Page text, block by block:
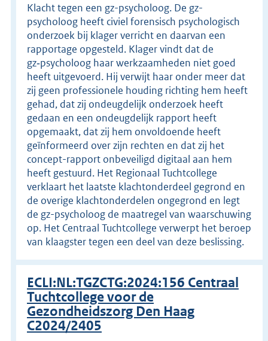
Klacht tegen een gz-psycholoog. De gz-
psycholoog heeft civiel forensisch psychologisch
onderzoek bij klager verricht en daarvan een
rapportage opgesteld. Klager vindt dat de
gz‑psycholoog haar werkzaamheden niet goed
heeft uitgevoerd. Hij verwijt haar onder meer dat
zij geen professionele houding richting hem heeft
gehad, dat zij ondeugdelijk onderzoek heeft
gedaan en een ondeugdelijk rapport heeft
opgemaakt, dat zij hem onvoldoende heeft
geïnformeerd over zijn rechten en dat zij het
concept-rapport onbeveiligd digitaal aan hem
heeft gestuurd. Het Regionaal Tuchtcollege
verklaart het laatste klachtonderdeel gegrond en
de overige klachtonderdelen ongegrond en legt
de gz-psycholoog de maatregel van waarschuwing
op. Het Centraal Tuchtcollege verwerpt het beroep
van klaagster tegen een deel van deze beslissing.
ECLI:NL:TGZCTG:2024:156 Centraal
Tuchtcollege voor de
Gezondheidszorg Den Haag
C2024/2405